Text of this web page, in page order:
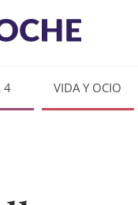
4 VIDA Y OCIO